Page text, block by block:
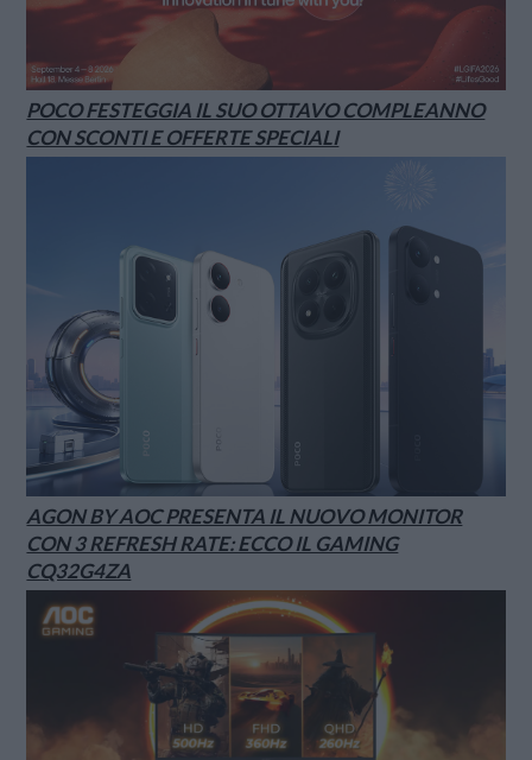
POCO FESTEGGIA IL SUO OTTAVO COMPLEANNO
CON SCONTI E OFFERTE SPECIALI
AGON BY AOC PRESENTA IL NUOVO MONITOR
CON 3 REFRESH RATE: ECCO IL GAMING
CQ32G4ZA